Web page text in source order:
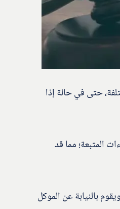
حتى في حالة إذا
المتبعة؛ مما قد
بالنيابة عن الموكل